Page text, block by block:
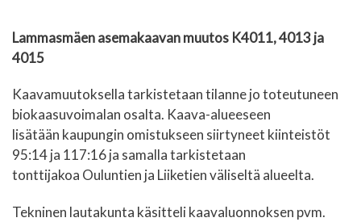
Lammasmäen asemakaavan muutos K4011, 4013 ja
4015
Kaavamuutoksella tarkistetaan tilanne jo toteutuneen
biokaasuvoimalan osalta. Kaava-alueeseen
lisätään kaupungin omistukseen siirtyneet kiinteistöt
95:14 ja 117:16 ja samalla tarkistetaan
tonttijakoa Ouluntien ja Liiketien väliseltä alueelta.
Tekninen lautakunta käsitteli kaavaluonnoksen pvm.